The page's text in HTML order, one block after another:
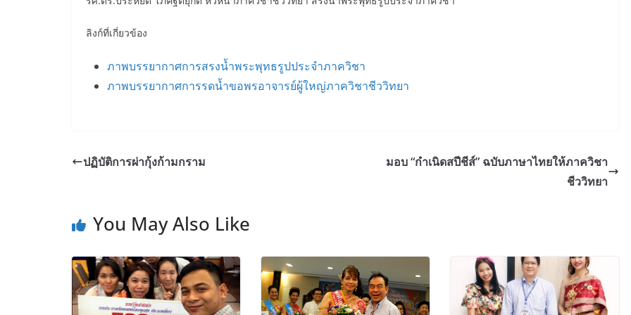
ลิงก์ที่เกี่ยวข้อง
ภาพบรรยากาศการสรงน้ำพระพุทธรูปประจำภาควิชา
ภาพบรรยากาศการรดน้ำขอพรอาจารย์ผู้ใหญ่ภาควิชาชีววิทยา
ปฏิบัติการผ่ากุ้งก้ามกราม
มอบ “กำเนิดสปีชีส์” ฉบับภาษาไทยให้ภาควิชา
ชีววิทยา
You May Also Like